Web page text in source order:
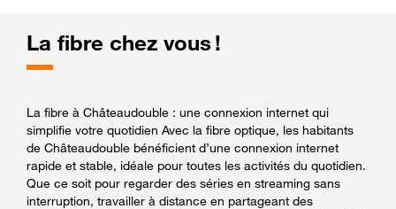
La fibre chez vous !
La fibre à Châteaudouble : une connexion internet qui
simplifie votre quotidien Avec la fibre optique, les habitants
de Châteaudouble bénéficient d’une connexion internet
rapide et stable, idéale pour toutes les activités du quotidien.
Que ce soit pour regarder des séries en streaming sans
interruption, travailler à distance en partageant des